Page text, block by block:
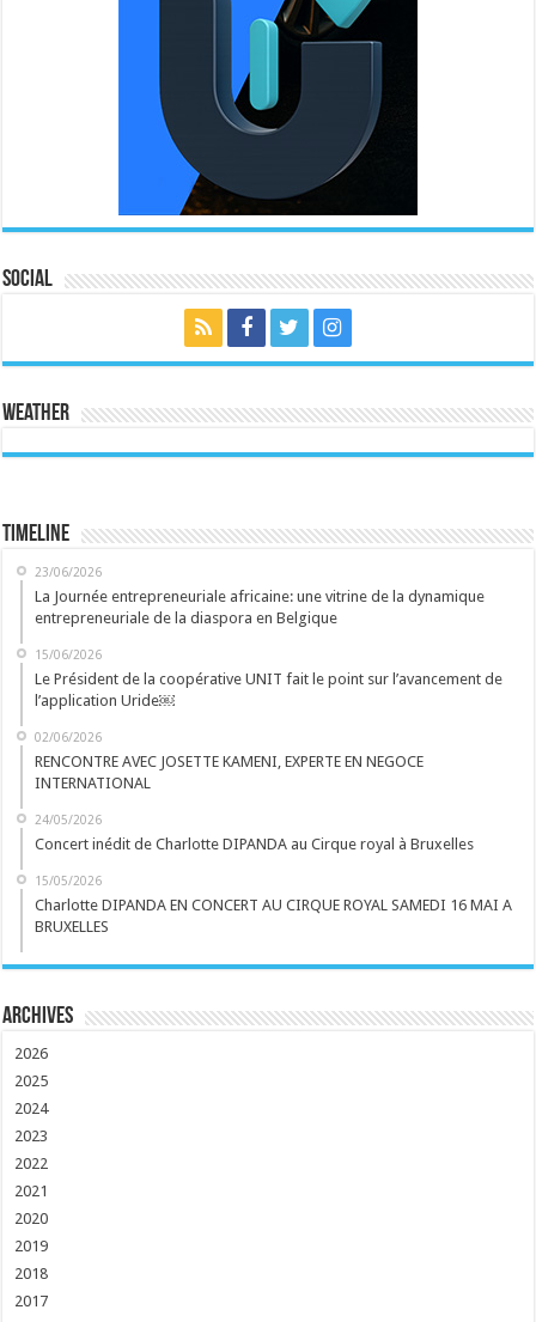
Social
Weather
Timeline
23/06/2026
La Journée entrepreneuriale africaine: une vitrine de la dynamique
entrepreneuriale de la diaspora en Belgique
15/06/2026
Le Président de la coopérative UNIT fait le point sur l’avancement de
l’application Uride￼
02/06/2026
RENCONTRE AVEC JOSETTE KAMENI, EXPERTE EN NEGOCE
INTERNATIONAL
24/05/2026
Concert inédit de Charlotte DIPANDA au Cirque royal à Bruxelles
15/05/2026
Charlotte DIPANDA EN CONCERT AU CIRQUE ROYAL SAMEDI 16 MAI A
BRUXELLES
Archives
2026
2025
2024
2023
2022
2021
2020
2019
2018
2017